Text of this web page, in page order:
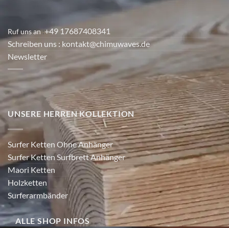
Ruf uns an:+49 17687408341
Schreiben uns : kontakt@chimuwaves.de
Newsletter
UNSERE HERREN KOLLEKTION
Surfer Ketten Ohne Anhänger
Surfer Ketten Surfbrett Anhänger
Maori Ketten
Holzketten
Surferarmbänder
ALLE SHOP INFOS